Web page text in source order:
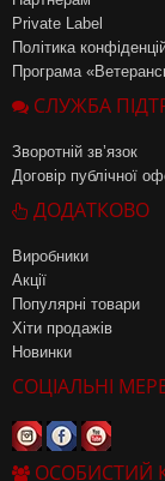
Private Label
Політика
Програма
СЛУЖБА
Зворотній зв’язок
Договір публічної
ДОДАТКОВО
Виробники
Акції
Популярні товари
Хіти продажів
Новинки
СОЦІАЛЬНІ
ОСОБИСТИЙ